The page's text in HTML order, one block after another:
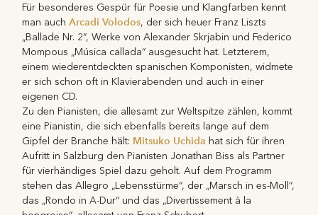
Für besonderes Gespür für Poesie und Klangfarben kennt
man auchArcadi Volodos, der sich heuer Franz Liszts
„Ballade Nr. 2“, Werke von Alexander Skrjabin und Federico
Mompous „Música callada“ ausgesucht hat. Letzterem,
einem wiederentdeckten spanischen Komponisten, widmete
er sich schon oft in Klavierabenden und auch in einer
eigenen CD.
Zu den Pianisten, die allesamt zur Weltspitze zählen, kommt
eine Pianistin, die sich ebenfalls bereits lange auf dem
Gipfel der Branche hält: Mitsuko Uchida hat sich für ihren
Aufritt in Salzburg den Pianisten Jonathan Biss als Partner
für vierhändiges Spiel dazu geholt. Auf dem Programm
stehen das Allegro „Lebensstürme“, der „Marsch in es-Moll“,
das „Rondo in A-Dur“ und das „Divertissement à la